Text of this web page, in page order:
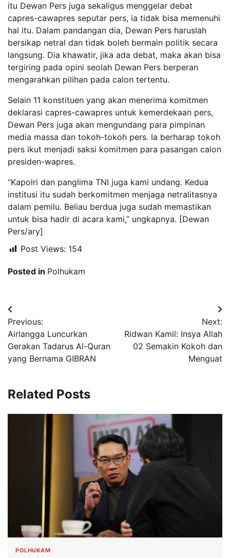
itu Dewan Pers juga sekaligus menggelar debat
capres-cawapres seputar pers, ia tidak bisa memenuhi
hal itu. Dalam pandangan dia, Dewan Pers haruslah
bersikap netral dan tidak boleh bermain politik secara
langsung. Dia khawatir, jika ada debat, maka akan bisa
tergiring pada opini seolah Dewan Pers berperan
mengarahkan pilihan pada calon tertentu.
Selain 11 konstituen yang akan menerima komitmen
deklarasi capres-cawapres untuk kemerdekaan pers,
Dewan Pers juga akan mengundang para pimpinan
media massa dan tokoh-tokoh pers. Ia berharap tokoh
pers ikut menjadi saksi komitmen para pasangan calon
presiden-wapres.
“Kapolri dan panglima TNI juga kami undang. Kedua
institusi itu sudah berkomitmen menjaga netralitasnya
dalam pemilu. Beliau berdua juga sudah memastikan
untuk bisa hadir di acara kami,” ungkapnya. [Dewan
Pers/ary]
Post Views: 154
Posted in Polhukam
Navigasi
pos
Previous:
Airlangga Luncurkan
Gerakan Tadarus Al-Quran
yang Bernama GIBRAN
Next:
Ridwan Kamil: Insya Allah
02 Semakin Kokoh dan
Menguat
Related Posts
POLHUKAM